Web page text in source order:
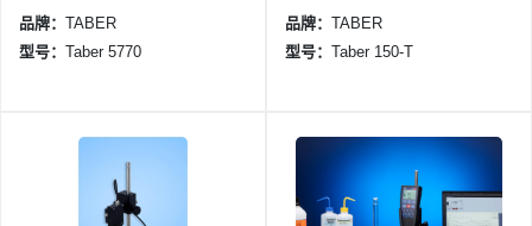
品牌： TABER
型号： Taber 5770
品牌： TABER
型号： Taber 150-T